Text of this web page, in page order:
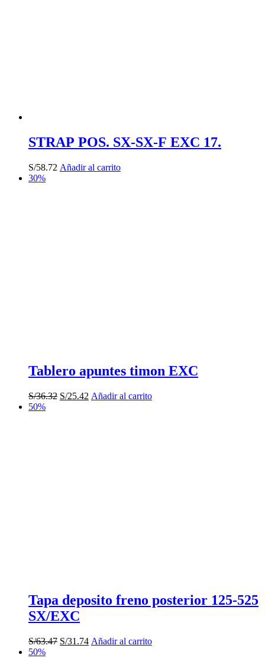
STRAP POS. SX-SX-F EXC 17.
S/58.72 Añadir al carrito
30%
Tablero apuntes timon EXC
S/36.32 El
S/25.42 El
Añadir al carrito
50%
Tapa deposito freno posterior 125-525
SX/EXC
S/63.47 El
S/31.74ElAñadir al carrito
50%